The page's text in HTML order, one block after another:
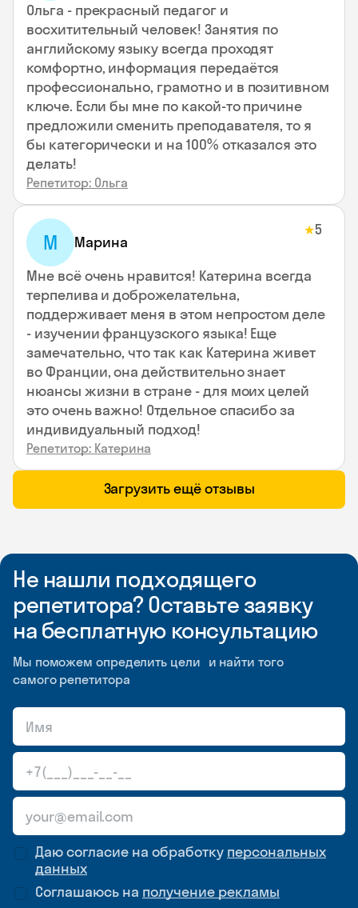
Ольга - прекрасный педагог и
восхитительный человек! Занятия по
английскому языку всегда проходят
комфортно, информация передаётся
профессионально, грамотно и в позитивном
ключе. Если бы мне по какой-то причине
предложили сменить преподавателя, то я
бы категорически и на 100% отказался это
делать!
Репетитор: Ольга
М Марина
★5
Мне всё очень нравится! Катерина всегда
терпелива и доброжелательна,
поддерживает меня в этом непростом деле
- изучении французского языка! Еще
замечательно, что так как Катерина живет
во Франции, она действительно знает
нюансы жизни в стране - для моих целей
это очень важно! Отдельное спасибо за
индивидуальный подход!
Репетитор: Катерина
Загрузить ещё отзывы
Не нашли подходящего
репетитора? Оставьте заявку
на бесплатную консультацию
Мы поможем определить цели и найти того
самого репетитора
Даю согласие на обработку персональных
данных
Соглашаюсь на получение рекламы